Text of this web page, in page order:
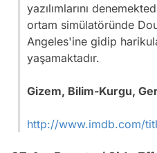
yazılımlarını
ortam simülatöründe
Angeles'ine gidip
yaşamaktadır.
Gizem, Bilim-Kurgu,
http://www.imdb.com/